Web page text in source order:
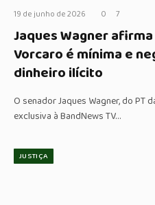
19 de junho de 2026 0 7
Jaques Wagner
Vorcaro é mínima e
dinheiro ilícito
O senador Jaques Wagner, do PT
exclusiva à BandNews TV…
JUSTIÇA